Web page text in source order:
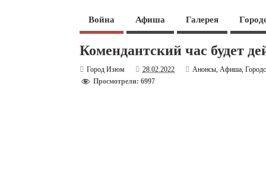
Война Афиша Галерея
Комендантский час будет
Город Изюм 28.02.2022 Анонсы,Афиша,
Просмотрели: 6997